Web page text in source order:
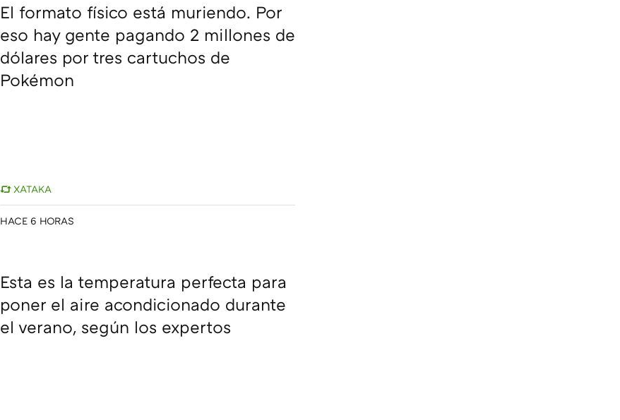
El formato físico está muriendo. Por
eso hay gente pagando 2 millones de
dólares por tres cartuchos de
Pokémon
XATAKA
HACE 6 HORAS
Esta es la temperatura perfecta para
poner el aire acondicionado durante
el verano, según los expertos